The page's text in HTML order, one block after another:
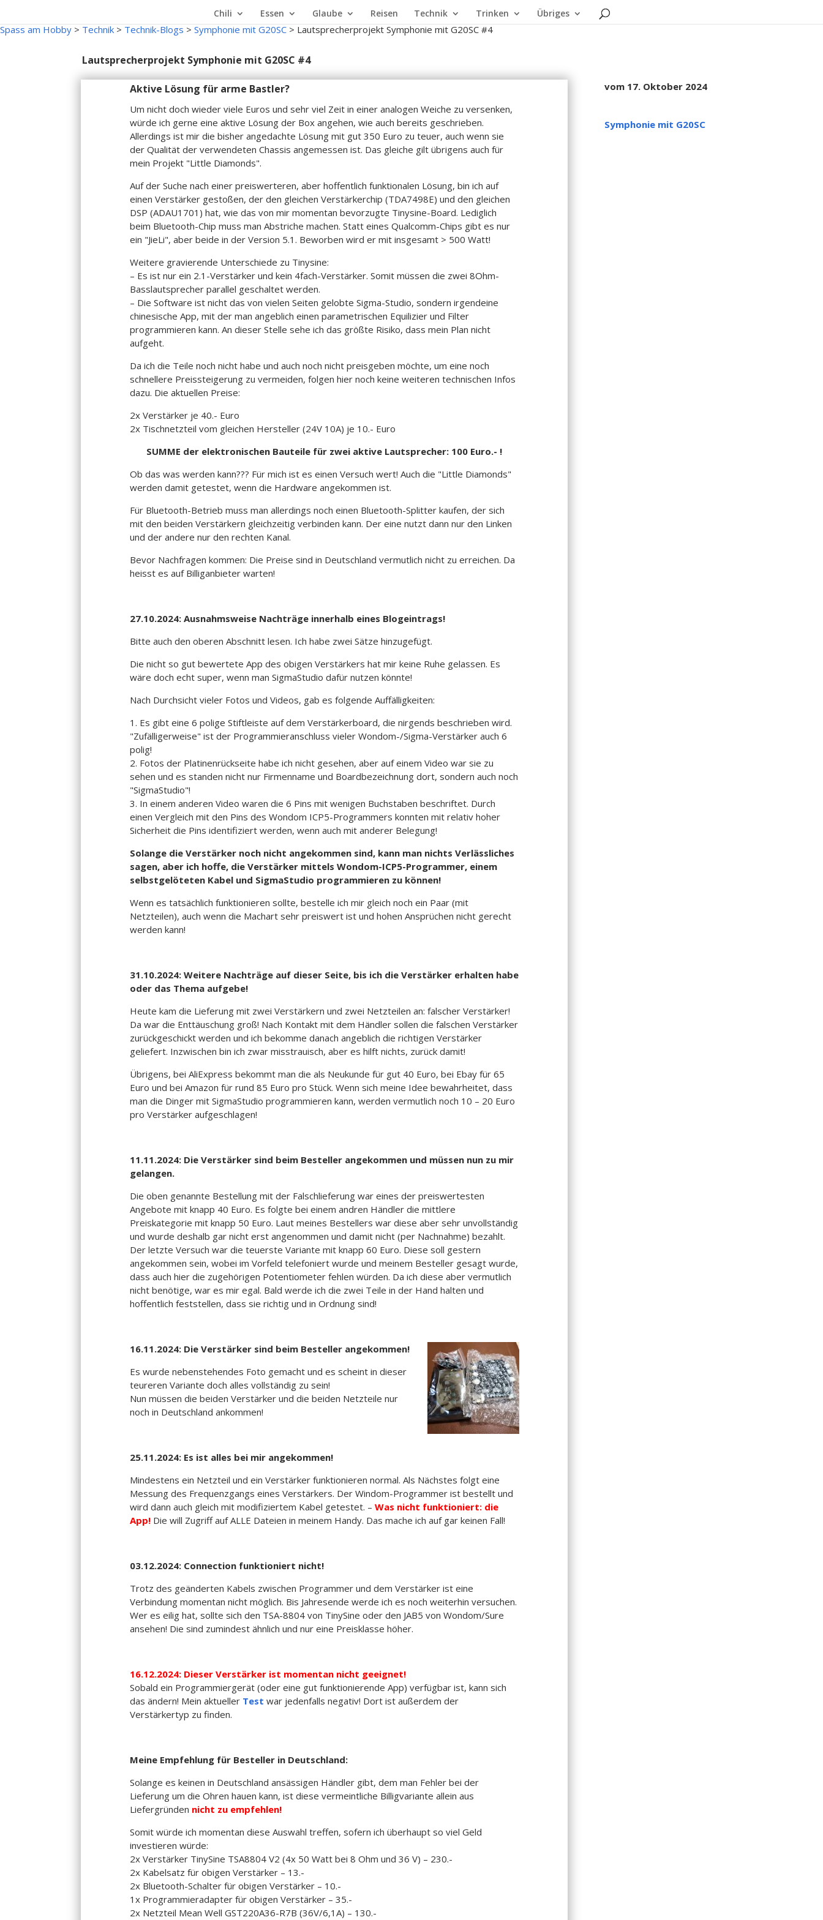
Chili Essen Glaube Reisen Technik Trinken Übriges
Spass am Hobby > Technik > Technik-Blogs > Symphonie mit G20SC > Lautsprecherprojekt Symphonie mit G20SC #4
Lautsprecherprojekt Symphonie mit G20SC #4
Aktive Lösung für arme Bastler?
Um nicht doch wieder viele Euros und sehr viel Zeit in einer analogen Weiche zu versenken,
würde ich gerne eine aktive Lösung der Box angehen, wie auch bereits geschrieben.
Allerdings ist mir die bisher angedachte Lösung mit gut 350 Euro zu teuer, auch wenn sie
der Qualität der verwendeten Chassis angemessen ist. Das gleiche gilt übrigens auch für
mein Projekt "Little Diamonds".
Auf der Suche nach einer preiswerteren, aber hoffentlich funktionalen Lösung, bin ich auf
einen Verstärker gestoßen, der den gleichen Verstärkerchip (TDA7498E) und den gleichen
DSP (ADAU1701) hat, wie das von mir momentan bevorzugte Tinysine-Board. Lediglich
beim Bluetooth-Chip muss man Abstriche machen. Statt eines Qualcomm-Chips gibt es nur
ein "JieLi", aber beide in der Version 5.1. Beworben wird er mit insgesamt > 500 Watt!
Weitere gravierende Unterschiede zu Tinysine:
– Es ist nur ein 2.1-Verstärker und kein 4fach-Verstärker. Somit müssen die zwei 8Ohm-
Basslautsprecher parallel geschaltet werden.
– Die Software ist nicht das von vielen Seiten gelobte Sigma-Studio, sondern irgendeine
chinesische App, mit der man angeblich einen parametrischen Equilizier und Filter
programmieren kann. An dieser Stelle sehe ich das größte Risiko, dass mein Plan nicht
aufgeht.
Da ich die Teile noch nicht habe und auch noch nicht preisgeben möchte, um eine noch
schnellere Preissteigerung zu vermeiden, folgen hier noch keine weiteren technischen Infos
dazu. Die aktuellen Preise:
2x Verstärker je 40.- Euro
2x Tischnetzteil vom gleichen Hersteller (24V 10A) je 10.- Euro
SUMME der elektronischen Bauteile für zwei aktive Lautsprecher: 100 Euro.- !
Ob das was werden kann??? Für mich ist es einen Versuch wert! Auch die "Little Diamonds"
werden damit getestet, wenn die Hardware angekommen ist.
Für Bluetooth-Betrieb muss man allerdings noch einen Bluetooth-Splitter kaufen, der sich
mit den beiden Verstärkern gleichzeitig verbinden kann. Der eine nutzt dann nur den Linken
und der andere nur den rechten Kanal.
Bevor Nachfragen kommen: Die Preise sind in Deutschland vermutlich nicht zu erreichen. Da
heisst es auf Billiganbieter warten!
27.10.2024: Ausnahmsweise Nachträge innerhalb eines Blogeintrags!
Bitte auch den oberen Abschnitt lesen. Ich habe zwei Sätze hinzugefügt.
Die nicht so gut bewertete App des obigen Verstärkers hat mir keine Ruhe gelassen. Es
wäre doch echt super, wenn man SigmaStudio dafür nutzen könnte!
Nach Durchsicht vieler Fotos und Videos, gab es folgende Auffälligkeiten:
1. Es gibt eine 6 polige Stiftleiste auf dem Verstärkerboard, die nirgends beschrieben wird.
"Zufälligerweise" ist der Programmieranschluss vieler Wondom-/Sigma-Verstärker auch 6
polig!
2. Fotos der Platinenrückseite habe ich nicht gesehen, aber auf einem Video war sie zu
sehen und es standen nicht nur Firmenname und Boardbezeichnung dort, sondern auch noch
"SigmaStudio"!
3. In einem anderen Video waren die 6 Pins mit wenigen Buchstaben beschriftet. Durch
einen Vergleich mit den Pins des Wondom ICP5-Programmers konnten mit relativ hoher
Sicherheit die Pins identifiziert werden, wenn auch mit anderer Belegung!
Solange die Verstärker noch nicht angekommen sind, kann man nichts Verlässliches
sagen, aber ich hoffe, die Verstärker mittels Wondom-ICP5-Programmer, einem
selbstgelöteten Kabel und SigmaStudio programmieren zu können!
Wenn es tatsächlich funktionieren sollte, bestelle ich mir gleich noch ein Paar (mit
Netzteilen), auch wenn die Machart sehr preiswert ist und hohen Ansprüchen nicht gerecht
werden kann!
31.10.2024: Weitere Nachträge auf dieser Seite, bis ich die Verstärker erhalten habe
oder das Thema aufgebe!
Heute kam die Lieferung mit zwei Verstärkern und zwei Netzteilen an: falscher Verstärker!
Da war die Enttäuschung groß! Nach Kontakt mit dem Händler sollen die falschen Verstärker
zurückgeschickt werden und ich bekomme danach angeblich die richtigen Verstärker
geliefert. Inzwischen bin ich zwar misstrauisch, aber es hilft nichts, zurück damit!
Übrigens, bei AliExpress bekommt man die als Neukunde für gut 40 Euro, bei Ebay für 65
Euro und bei Amazon für rund 85 Euro pro Stück. Wenn sich meine Idee bewahrheitet, dass
man die Dinger mit SigmaStudio programmieren kann, werden vermutlich noch 10 – 20 Euro
pro Verstärker aufgeschlagen!
11.11.2024: Die Verstärker sind beim Besteller angekommen und müssen nun zu mir
gelangen.
Die oben genannte Bestellung mit der Falschlieferung war eines der preiswertesten
Angebote mit knapp 40 Euro. Es folgte bei einem andren Händler die mittlere
Preiskategorie mit knapp 50 Euro. Laut meines Bestellers war diese aber sehr unvollständig
und wurde deshalb gar nicht erst angenommen und damit nicht (per Nachnahme) bezahlt.
Der letzte Versuch war die teuerste Variante mit knapp 60 Euro. Diese soll gestern
angekommen sein, wobei im Vorfeld telefoniert wurde und meinem Besteller gesagt wurde,
dass auch hier die zugehörigen Potentiometer fehlen würden. Da ich diese aber vermutlich
nicht benötige, war es mir egal. Bald werde ich die zwei Teile in der Hand halten und
hoffentlich feststellen, dass sie richtig und in Ordnung sind!
16.11.2024: Die Verstärker sind beim Besteller angekommen!
Es wurde nebenstehendes Foto gemacht und es scheint in dieser
teureren Variante doch alles vollständig zu sein!
Nun müssen die beiden Verstärker und die beiden Netzteile nur
noch in Deutschland ankommen!
25.11.2024: Es ist alles bei mir angekommen!
Mindestens ein Netzteil und ein Verstärker funktionieren normal. Als Nächstes folgt eine
Messung des Frequenzgangs eines Verstärkers. Der Windom-Programmer ist bestellt und
wird dann auch gleich mit modifiziertem Kabel getestet. – Was nicht funktioniert: die
App!Die will Zugriff auf ALLE Dateien in meinem Handy. Das mache ich auf gar keinen Fall!
03.12.2024: Connection funktioniert nicht!
Trotz des geänderten Kabels zwischen Programmer und dem Verstärker ist eine
Verbindung momentan nicht möglich. Bis Jahresende werde ich es noch weiterhin versuchen.
Wer es eilig hat, sollte sich den TSA-8804 von TinySine oder den JAB5 von Wondom/Sure
ansehen! Die sind zumindest ähnlich und nur eine Preisklasse höher.
16.12.2024: Dieser Verstärker ist momentan nicht geeignet!
Sobald ein Programmiergerät (oder eine gut funktionierende App) verfügbar ist, kann sich
das ändern! Mein aktueller Test war jedenfalls negativ! Dort ist außerdem der
Verstärkertyp zu finden.
Meine Empfehlung für Besteller in Deutschland:
Solange es keinen in Deutschland ansässigen Händler gibt, dem man Fehler bei der
Lieferung um die Ohren hauen kann, ist diese vermeintliche Billigvariante allein aus
Liefergründen nicht zu empfehlen!
Somit würde ich momentan diese Auswahl treffen, sofern ich überhaupt so viel Geld
investieren würde:
2x Verstärker TinySine TSA8804 V2 (4x 50 Watt bei 8 Ohm und 36 V) – 230.-
2x Kabelsatz für obigen Verstärker – 13.-
2x Bluetooth-Schalter für obigen Verstärker – 10.-
1x Programmieradapter für obigen Verstärker – 35.-
2x Netzteil Mean Well GST220A36-R7B (36V/6,1A) – 130.-
vom 17. Oktober 2024
Symphonie mit G20SC